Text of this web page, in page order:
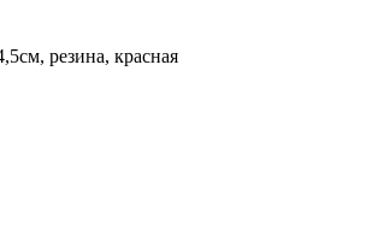
резина, красная